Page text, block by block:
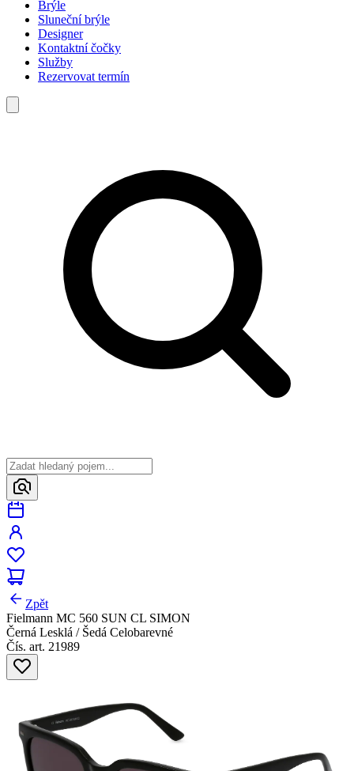
Brýle
Sluneční brýle
Designer
Kontaktní čočky
Služby
Rezervovat termín
Zpět
Fielmann MC 560 SUN CL SIMON
Černá Lesklá / Šedá Celobarevné
Čís. art. 21989